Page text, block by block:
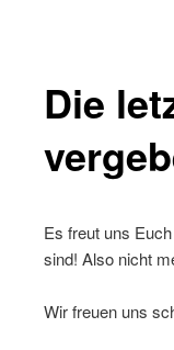
Die
Es freut uns
sind! Also nicht
Wir freuen uns